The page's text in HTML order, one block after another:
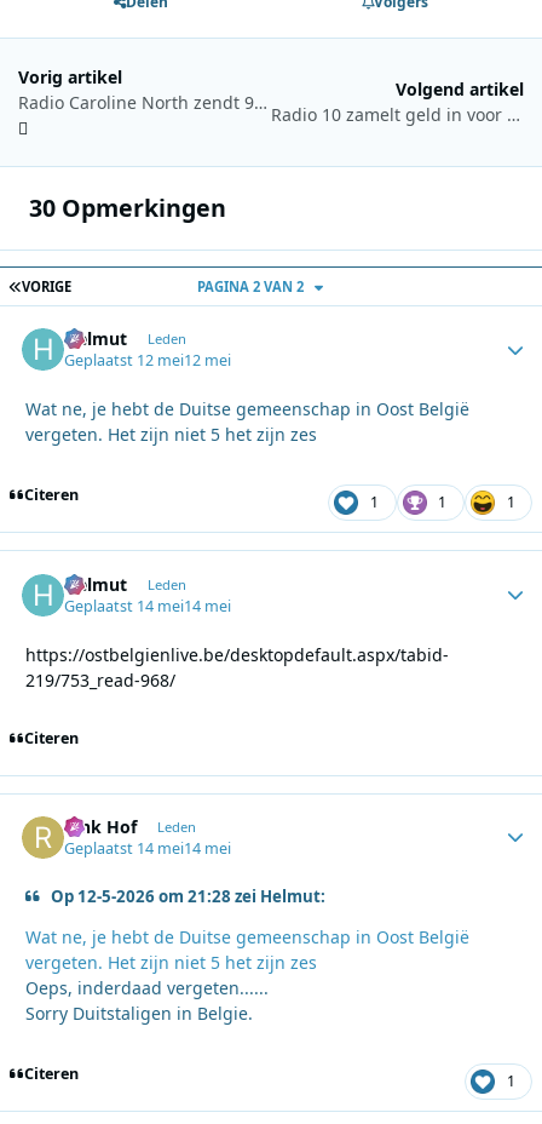
Vorig artikel
Radio Caroline North zendt 9 en 10 mei live uit vanaf Ross Revenge
Volgend artikel
Radio 10 zamelt geld in voor Alpe d’HuZes met speciale veiling
30 Opmerkingen
EERSTE PAGINA
VORIGE PAGINA 2 VAN 2
Helmut Leden
Geplaatst 12 mei12 mei
Wat ne, je hebt de Duitse gemeenschap in Oost België
vergeten. Het zijn niet 5 het zijn zes
Citeren 1 1 1
Helmut Leden
Geplaatst 14 mei14 mei
https://ostbelgienlive.be/desktopdefault.aspx/tabid-
219/753_read-968/
Citeren
Rink Hof Leden
Geplaatst 14 mei14 mei
Op 12-5-2026 om 21:28 zei Helmut:
Wat ne, je hebt de Duitse gemeenschap in Oost België
vergeten. Het zijn niet 5 het zijn zes
Oeps, inderdaad vergeten......
Sorry Duitstaligen in Belgie.
Citeren 1